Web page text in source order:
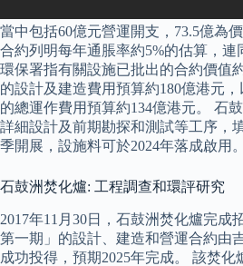
當中包括60億元營運開支，73.5億為
合約列明每年通脹率約5%的估算，連
環保署指有關設施已批出的合約價值
的設計及建造費用預算約180億港元
的總運作費用預算約134億港元。 石
詳細設計及前期勘探和測試等工序，
季開展，設施料可於2024年落成啟用。
石鼓洲焚化爐: 工程調查和環評研究
2017年11月30日，石鼓洲焚化爐完成
第一期」的設計、建造和營運合約由
成功投得，預期2025年完成。 該焚化